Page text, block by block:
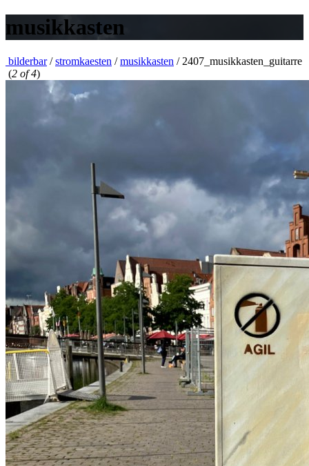
musikkasten
bilderbar/stromkaesten /musikkasten / 2407_musikkasten_guitarre
(2 of 4)